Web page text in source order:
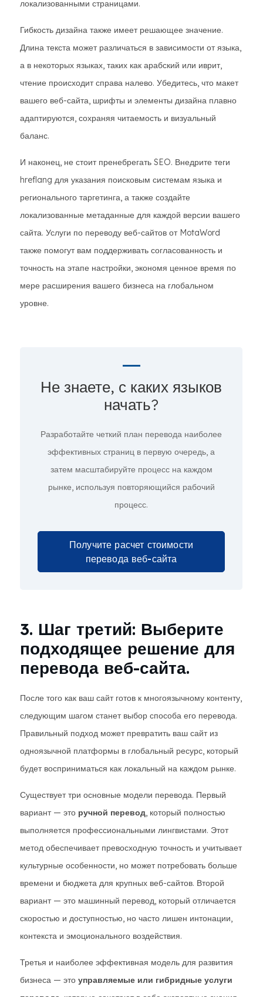
локализованными страницами.
Гибкость дизайна также имеет решающее значение.
Длина текста может различаться в зависимости от языка,
а в некоторых языках, таких как арабский или иврит,
чтение происходит справа налево. Убедитесь, что макет
вашего веб-сайта, шрифты и элементы дизайна плавно
адаптируются, сохраняя читаемость и визуальный
баланс.
И наконец, не стоит пренебрегать SEO. Внедрите теги
hreflang для указания поисковым системам языка и
регионального таргетинга, а также создайте
локализованные метаданные для каждой версии вашего
сайта. Услуги по переводу веб-сайтов от MotaWord
также помогут вам поддерживать согласованность и
точность на этапе настройки, экономя ценное время по
мере расширения вашего бизнеса на глобальном
уровне.
Не знаете, с каких языков
начать?
Разработайте четкий план перевода наиболее
эффективных страниц в первую очередь, а
затем масштабируйте процесс на каждом
рынке, используя повторяющийся рабочий
процесс.
Получите расчет стоимости
перевода веб-сайта
3. Шаг третий: Выберите
подходящее решение для
перевода веб-сайта.
После того как ваш сайт готов к многоязычному контенту,
следующим шагом станет выбор способа его перевода.
Правильный подход может превратить ваш сайт из
одноязычной платформы в глобальный ресурс, который
будет восприниматься как локальный на каждом рынке.
Существует три основные модели перевода. Первый
вариант — это ручной перевод, который полностью
выполняется профессиональными лингвистами. Этот
метод обеспечивает превосходную точность и учитывает
культурные особенности, но может потребовать больше
времени и бюджета для крупных веб-сайтов. Второй
вариант — это машинный перевод, который отличается
скоростью и доступностью, но часто лишен интонации,
контекста и эмоционального воздействия.
Третья и наиболее эффективная модель для развития
бизнеса — это управляемые или гибридные услуги